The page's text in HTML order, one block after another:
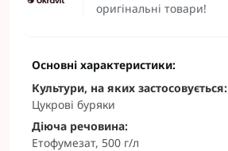
оригінальні товари!
Основні характеристики:
Культури, на яких застосовується:
Цукрові буряки
Діюча речовина:
Етофумезат, 500 г/л